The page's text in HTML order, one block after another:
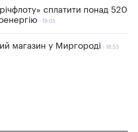
сплатити понад 520
19:05
магазин у Миргороді 18:53